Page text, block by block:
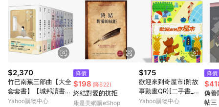
$2,370
竹已南蕪三部曲【大全
套套書】【城邦讀書花
園】
Yahoo購物中心
降價
$198 (降$22)
終結對愛的抗拒
康是美網購eShop
$175
歡迎來到奇屋市(附故
事動畫QR)[二手書_良
好]
Yahoo購物中心
降價
偽善
帖三